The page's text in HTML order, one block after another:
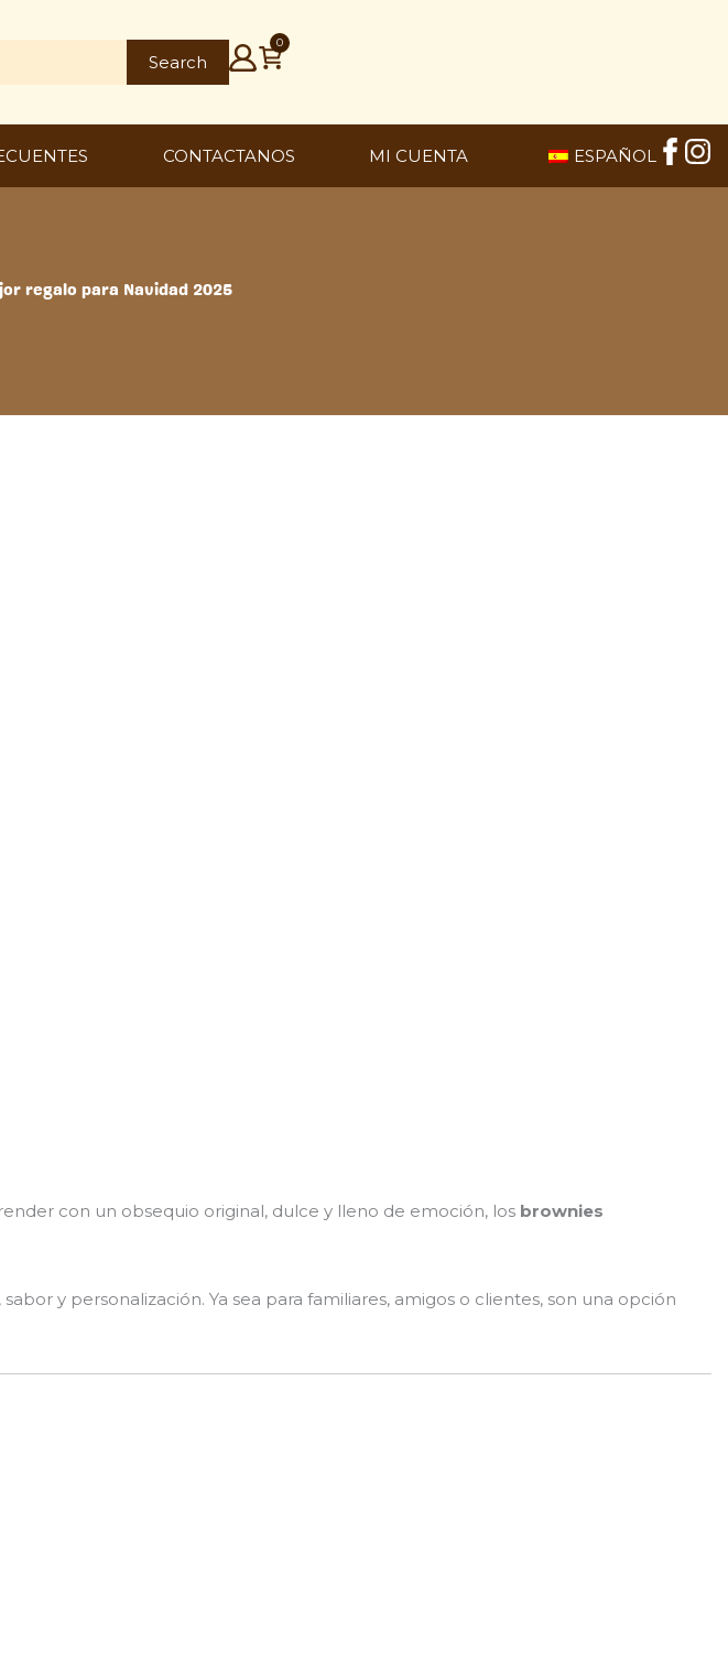
Search
0
CONTACTANOS MI CUENTA ESPAÑOL
regalo para Navidad 2025
con un obsequio original, dulce y lleno de emoción, los brownies
y personalización. Ya sea para familiares, amigos o clientes, son una opción